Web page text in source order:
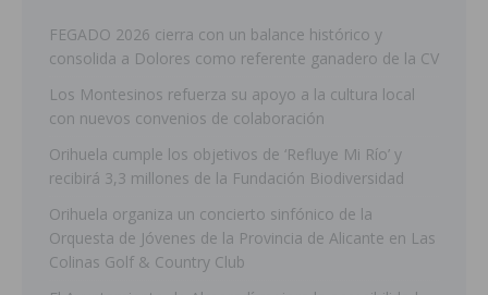
FEGADO 2026 cierra con un balance histórico y
consolida a Dolores como referente ganadero de la CV
Los Montesinos refuerza su apoyo a la cultura local
con nuevos convenios de colaboración
Orihuela cumple los objetivos de ‘Refluye Mi Río’ y
recibirá 3,3 millones de la Fundación Biodiversidad
Orihuela organiza un concierto sinfónico de la
Orquesta de Jóvenes de la Provincia de Alicante en Las
Colinas Golf & Country Club